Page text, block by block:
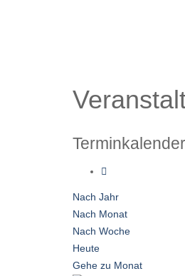
Terminkalender
Nach Jahr
Nach Monat
Nach Woche
Heute
Gehe zu Monat